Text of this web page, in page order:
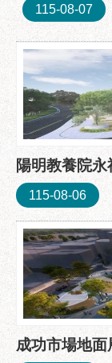
資
公
開
良
事
影
音
專
區
性
別
主
化
115-08-07
陽明教養院
115-08-06
成功市場地面